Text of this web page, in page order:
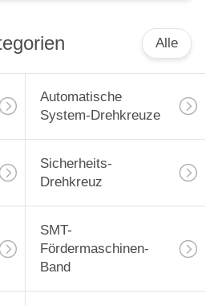
Alle
Automatische
System-Drehkreuze
Sicherheits-
Drehkreuz
SMT-
Fördermaschinen-
Band